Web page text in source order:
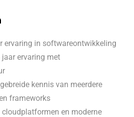
ervaring in softwareontwikkeling
ervaring met
kennis van meerdere
frameworks
en moderne